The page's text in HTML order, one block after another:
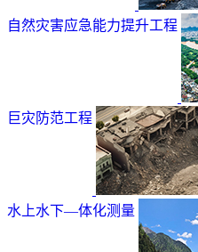
自然灾害应急能力提升工程
巨灾防范工程
水上水下—体化测量